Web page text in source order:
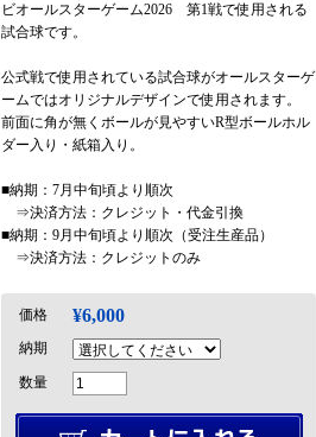
ビオールスターゲーム2026 第1戦で使用される
試合球です。
公式戦で使用されている試合球がオールスターゲ
ームではオリジナルデザインで使用されます。
前面に角が無くボールが見やすいR型ボールホル
ダー入り・紙箱入り。
■納期：7月中旬頃より順次
⇒決済方法：クレジット・代金引換
■納期：9月中旬頃より順次（受注生産品）
⇒決済方法：クレジットのみ
価格 ¥6,000
納期
数量